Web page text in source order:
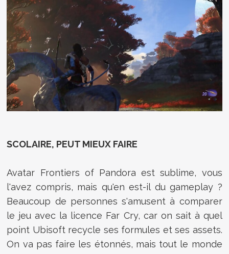
SCOLAIRE, PEUT MIEUX FAIRE
Avatar Frontiers of Pandora est sublime, vous
l'avez compris, mais qu'en est-il du gameplay ?
Beaucoup de personnes s'amusent à comparer
le jeu avec la licence Far Cry, car on sait à quel
point Ubisoft recycle ses formules et ses assets.
On va pas faire les étonnés, mais tout le monde